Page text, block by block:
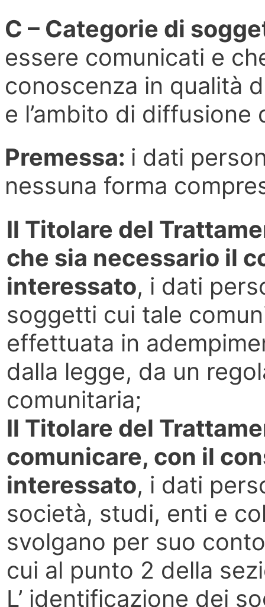
C – Categorie di
essere comunicati e
conoscenza in qualità
e l’ambito di
Premessa: i dati
nessuna forma
Il Titolare del
che sia necessario il
interessato, i dati
soggetti cui tale
effettuata in
dalla legge, da un
comunitaria;
Il Titolare del
comunicare, con il
interessato, i dati
società, studi, enti e
svolgano per suo
cui al punto 2 della
L’ identificazione dei